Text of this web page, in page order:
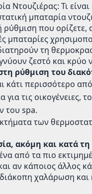
Ντουζιέρας: Τι είναι
μπαταρία
ρύθμιση που
μπαταρίες
τη
ζεστό και κρύο
ρύθμιση του
κάτι περισσότερο
για τις
του spa.
των
ακόμη και κατά
από τα πιο
αν κάποιος άλλος
χαλάρωση και